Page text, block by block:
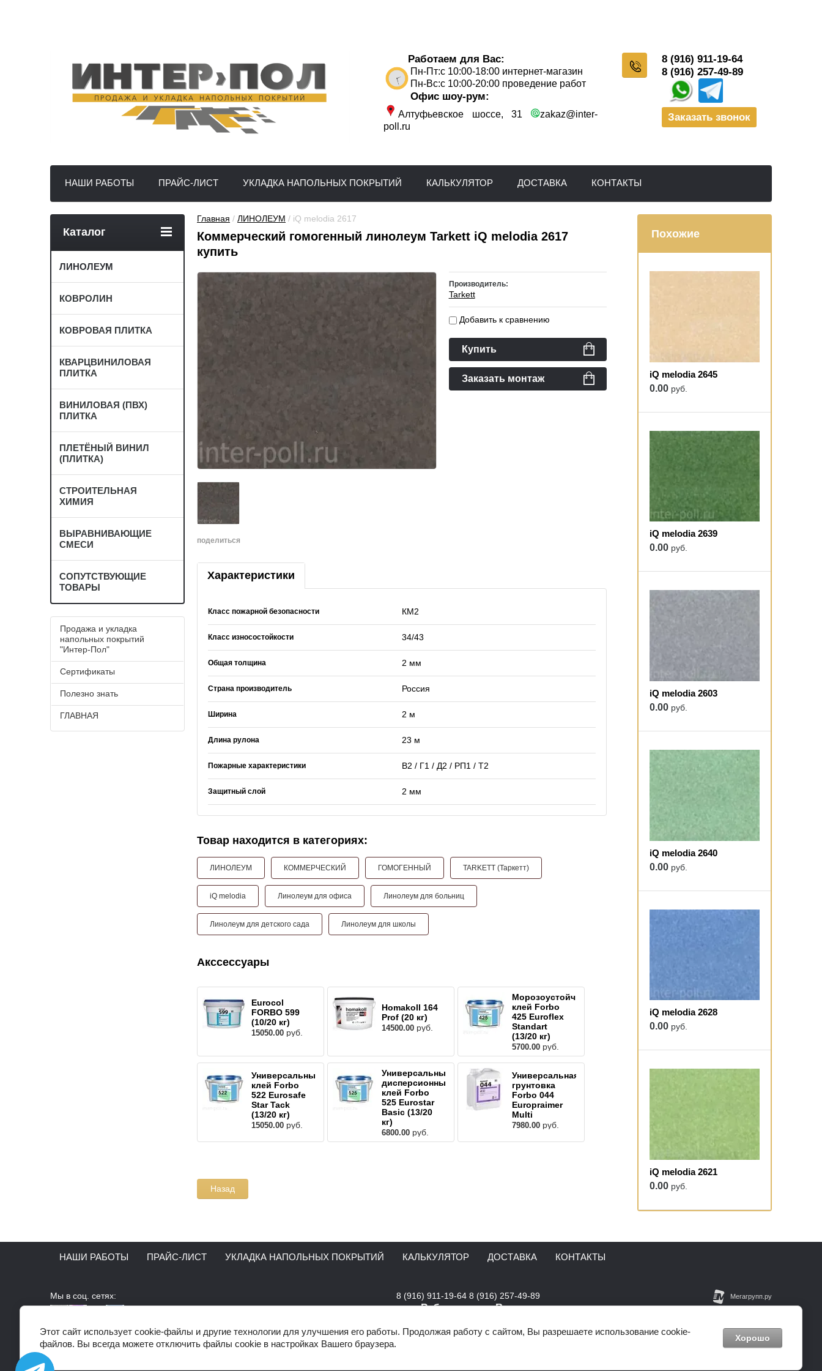
8 (916) 911-19-64
8 (916) 257-49-89
Заказать звонок
Работаем для Вас:
Пн-Пт:с 10:00-18:00 интернет-магазин
Пн-Вс:с 10:00-20:00 проведение работ
Офис шоу-рум:
Алтуфьевское шоссе, 31
zakaz@inter-
poll.ru
НАШИ РАБОТЫ ПРАЙС-ЛИСТ УКЛАДКА НАПОЛЬНЫХ ПОКРЫТИЙ КАЛЬКУЛЯТОР ДОСТАВКА КОНТАКТЫ
Главная / ЛИНОЛЕУМ / iQ melodia 2617
Коммерческий гомогенный линолеум Tarkett iQ melodia 2617
купить
поделиться
Производитель:
Tarkett
Добавить к сравнению
Купить
Заказать монтаж
Характеристики
Класс пожарной безопасности КМ2
Класс износостойкости 34/43
Общая толщина 2 мм
Страна производитель Россия
Ширина 2 м
Длина рулона 23 м
Пожарные характеристики В2 / Г1 / Д2 / РП1 / Т2
Защитный слой 2 мм
Товар находится в категориях:
ЛИНОЛЕУМ КОММЕРЧЕСКИЙ ГОМОГЕННЫЙ TARKETT (Таркетт)
iQ melodia Линолеум для офиса Линолеум для больниц
Линолеум для детского сада Линолеум для школы
Акссессуары
Eurocol
FORBO 599
(10/20 кг)
15050.00 руб.
Homakoll 164
Prof (20 кг)
14500.00 руб.
Морозоустойчивый
клей Forbo
425 Euroflex
Standart
(13/20 кг)
5700.00 руб.
Универсальный
клей Forbo
522 Eurosafe
Star Tack
(13/20 кг)
15050.00 руб.
Универсальный
дисперсионный
клей Forbo
525 Eurostar
Basic (13/20
кг)
6800.00 руб.
Универсальная
грунтовка
Forbo 044
Europraimer
Multi
7980.00 руб.
Назад
Каталог
ЛИНОЛЕУМ
КОВРОЛИН
КОВРОВАЯ ПЛИТКА
КВАРЦВИНИЛОВАЯ
ПЛИТКА
ВИНИЛОВАЯ (ПВХ)
ПЛИТКА
ПЛЕТЁНЫЙ ВИНИЛ
(ПЛИТКА)
СТРОИТЕЛЬНАЯ
ХИМИЯ
ВЫРАВНИВАЮЩИЕ
СМЕСИ
СОПУТСТВУЮЩИЕ
ТОВАРЫ
Продажа и укладка
напольных покрытий
"Интер-Пол"
Сертификаты
Полезно знать
ГЛАВНАЯ
Похожие
iQ melodia 2645
0.00 руб.
iQ melodia 2639
0.00 руб.
iQ melodia 2603
0.00 руб.
iQ melodia 2640
0.00 руб.
iQ melodia 2628
0.00 руб.
iQ melodia 2621
0.00 руб.
НАШИ РАБОТЫ ПРАЙС-ЛИСТ УКЛАДКА НАПОЛЬНЫХ ПОКРЫТИЙ КАЛЬКУЛЯТОР ДОСТАВКА КОНТАКТЫ
8 (916) 911-19-64 8 (916) 257-49-89
Работаем для Вас:
Пн-Вс:с 10:00-20:00 проведение работ
Мы в соц. сетях:
Этот сайт использует cookie-файлы и другие технологии для улучшения его работы. Продолжая работу с сайтом, Вы разрешаете использование cookie-
файлов. Вы всегда можете отключить файлы cookie в настройках Вашего браузера.
Хорошо